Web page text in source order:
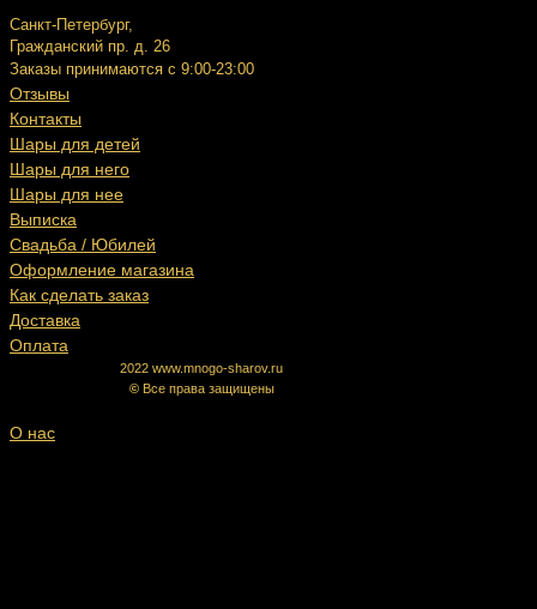
Санкт-Петербург,
Гражданский пр. д. 26
Заказы принимаются с 9:00-23:00
Отзывы
Контакты
Шары для детей
Шары для него
Шары для нее
Выписка
Свадьба / Юбилей
Оформление магазина
Как сделать заказ
Доставка
Оплата
2022 www.mnogo-sharov.ru
© Все права защищены
О нас